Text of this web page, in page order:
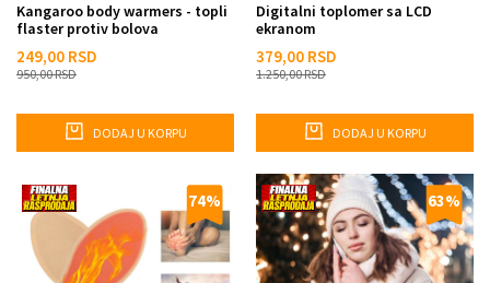
Kangaroo body warmers - topli
flaster protiv bolova
249,00 RSD
950,00RSD
DODAJ U KORPU
Digitalni toplomer sa LCD
ekranom
379,00 RSD
1.250,00RSD
DODAJ U KORPU
74% 63%